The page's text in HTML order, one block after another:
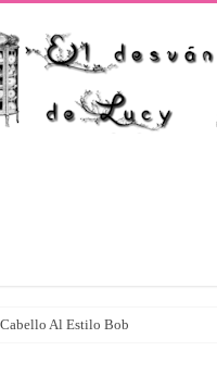
Al Estilo Bob